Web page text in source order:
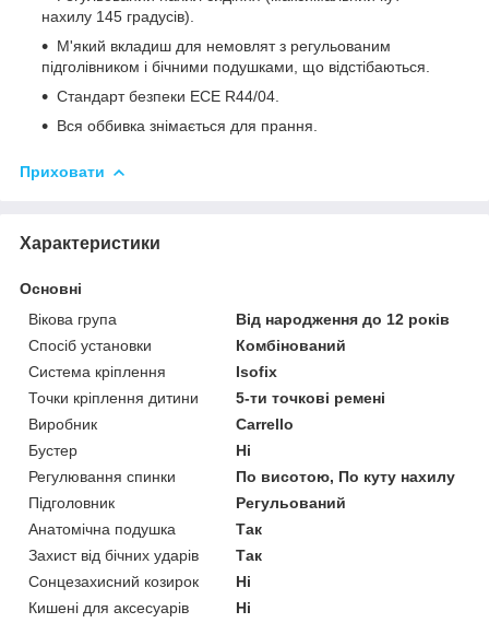
нахилу 145 градусів).
М'який вкладиш для немовлят з регульованим
підголівником і бічними подушками, що відстібаються.
Стандарт безпеки ECE R44/04.
Вся оббивка знімається для прання.
Приховати
Характеристики
Основні
Вікова група
Від народження до 12 років
Спосіб установки
Комбінований
Система кріплення
Isofix
Точки кріплення дитини
5-ти точкові ремені
Виробник
Carrello
Бустер
Ні
Регулювання спинки
По висотою, По куту нахилу
Підголовник
Регульований
Анатомічна подушка
Так
Захист від бічних ударів
Так
Сонцезахисний козирок
Ні
Кишені для аксесуарів
Ні